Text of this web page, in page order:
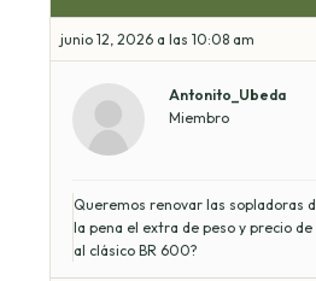
junio 12, 2026 a las 10:08 am
Antonito_Ubeda
Miembro
Queremos renovar las sopladoras
la pena el extra de peso y precio
al clásico BR 600?